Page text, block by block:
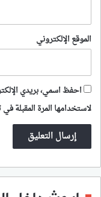
الموقع الإلكتروني
احفظ اسمي، بريدي
لاستخدامها المرة المقبلة